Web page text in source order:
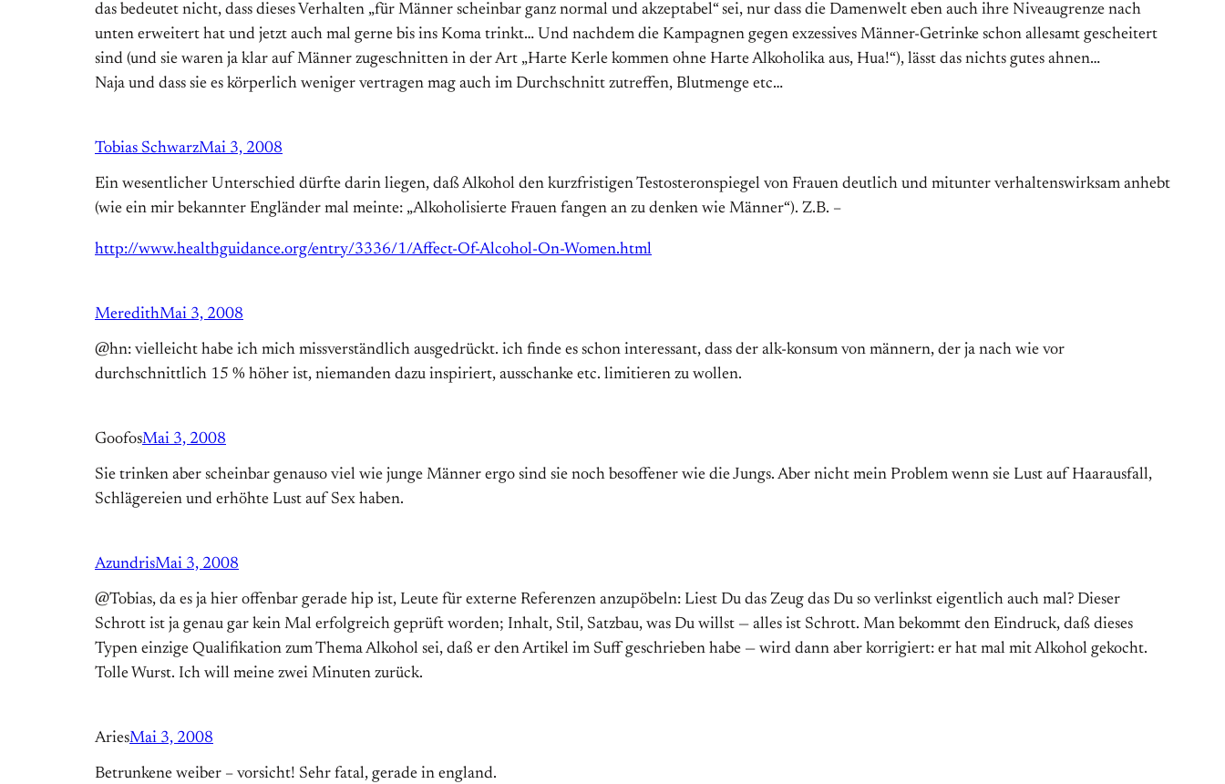
das bedeutet nicht, dass dieses Verhalten „für Männer scheinbar ganz normal und akzeptabel“ sei, nur dass die Damenwelt eben auch ihre Niveaugrenze nach
unten erweitert hat und jetzt auch mal gerne bis ins Koma trinkt… Und nachdem die Kampagnen gegen exzessives Männer-Getrinke schon allesamt gescheitert
sind (und sie waren ja klar auf Männer zugeschnitten in der Art „Harte Kerle kommen ohne Harte Alkoholika aus, Hua!“), lässt das nichts gutes ahnen…
Naja und dass sie es körperlich weniger vertragen mag auch im Durchschnitt zutreffen, Blutmenge etc…
Tobias SchwarzMai 3, 2008
Ein wesentlicher Unterschied dürfte darin liegen, daß Alkohol den kurzfristigen Testosteronspiegel von Frauen deutlich und mitunter verhaltenswirksam anhebt
(wie ein mir bekannter Engländer mal meinte: „Alkoholisierte Frauen fangen an zu denken wie Männer“). Z.B. –
http://www.healthguidance.org/entry/3336/1/Affect-Of-Alcohol-On-Women.html
MeredithMai 3, 2008
@hn: vielleicht habe ich mich missverständlich ausgedrückt. ich finde es schon interessant, dass der alk-konsum von männern, der ja nach wie vor
durchschnittlich 15 % höher ist, niemanden dazu inspiriert, ausschanke etc. limitieren zu wollen.
GoofosMai 3, 2008
Sie trinken aber scheinbar genauso viel wie junge Männer ergo sind sie noch besoffener wie die Jungs. Aber nicht mein Problem wenn sie Lust auf Haarausfall,
Schlägereien und erhöhte Lust auf Sex haben.
AzundrisMai 3, 2008
@Tobias, da es ja hier offenbar gerade hip ist, Leute für externe Referenzen anzupöbeln: Liest Du das Zeug das Du so verlinkst eigentlich auch mal? Dieser
Schrott ist ja genau gar kein Mal erfolgreich geprüft worden; Inhalt, Stil, Satzbau, was Du willst — alles ist Schrott. Man bekommt den Eindruck, daß dieses
Typen einzige Qualifikation zum Thema Alkohol sei, daß er den Artikel im Suff geschrieben habe — wird dann aber korrigiert: er hat mal mit Alkohol gekocht.
Tolle Wurst. Ich will meine zwei Minuten zurück.
AriesMai 3, 2008
Betrunkene weiber – vorsicht! Sehr fatal, gerade in england.